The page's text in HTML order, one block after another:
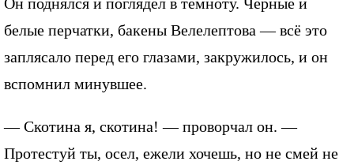
белые перчатки, бакены Велелептова — всё это
заплясало перед его глазами, закружилось, и он
вспомнил минувшее.
— Скотина я, скотина! — проворчал он. —
Протестуй ты, осел, ежели хочешь, но не смей не